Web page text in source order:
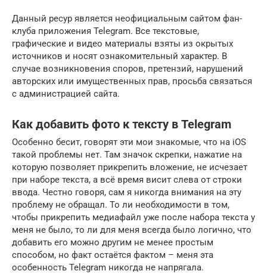
Данный ресур является неофициальным сайтом фан-
клуба приложения Telegram. Все текстовые,
графические и видео материалы взяты из окрытых
источников и носят ознакомительный характер. В
случае возникновения споров, претензий, нарушений
авторских или имущественных прав, просьба связаться
с администрацией сайта.
Как добавить фото к тексту в Telegram
Особенно бесит, говорят эти мои знакомые, что на iOS
такой проблемы нет. Там значок скрепки, нажатие на
которую позволяет прикрепить вложение, не исчезает
при наборе текста, а всё время висит слева от строки
ввода. Честно говоря, сам я никогда внимания на эту
проблему не обращал. То ли необходимости в том,
чтобы прикрепить медиафайл уже после набора текста у
меня не было, то ли для меня всегда было логично, что
добавить его можно другим не менее простым
способом, но факт остаётся фактом – меня эта
особенность Telegram никогда не напрягала.